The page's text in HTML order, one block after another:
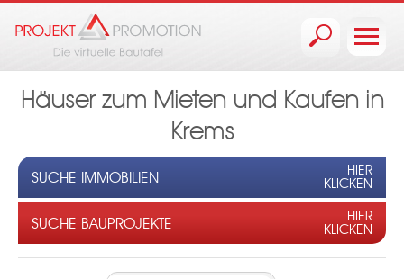
Häuser zum Mieten und Kaufen in
Krems
SUCHE IMMOBILIEN
HIER
KLICKEN
SUCHE BAUPROJEKTE
HIER
KLICKEN